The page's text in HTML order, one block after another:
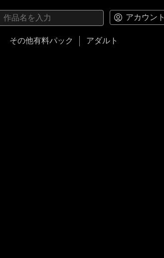
アカウント
その他有料パック アダルト